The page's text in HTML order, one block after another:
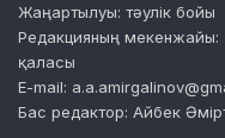
Жаңартылуы: тәулік бойы
Редакцияның мекенжайы:
қаласы
E-mail:
Бас редактор: Айбек